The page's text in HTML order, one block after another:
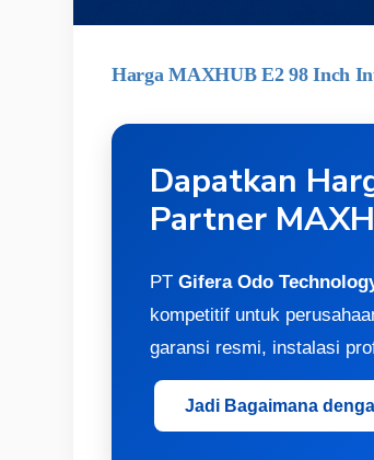
Harga MAXHUB E2 98 Inch
Dapatkan
Partner
PT Gifera Odo
kompetitif untuk
garansi resmi, instalasi
Jadi Bagaimana